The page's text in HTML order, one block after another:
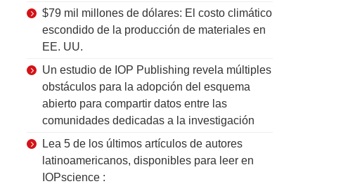
$79 mil millones de dólares: El costo climático
escondido de la producción de materiales en
EE. UU.
Un estudio de IOP Publishing revela múltiples
obstáculos para la adopción del esquema
abierto para compartir datos entre las
comunidades dedicadas a la investigación
Lea 5 de los últimos artículos de autores
latinoamericanos, disponibles para leer en
IOPscience :